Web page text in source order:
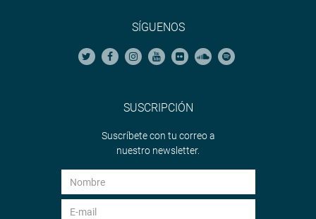
SÍGUENOS
SUSCRIPCIÓN
Suscríbete con tu correo a
nuestro newsletter.